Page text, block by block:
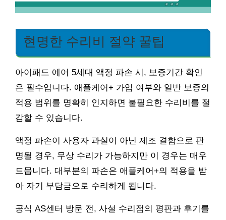
현명한 수리비 절약 꿀팁
아이패드 에어 5세대 액정 파손 시, 보증기간 확인
은 필수입니다. 애플케어+ 가입 여부와 일반 보증의
적용 범위를 명확히 인지하면 불필요한 수리비를 절
감할 수 있습니다.
액정 파손이 사용자 과실이 아닌 제조 결함으로 판
명될 경우, 무상 수리가 가능하지만 이 경우는 매우
드뭅니다. 대부분의 파손은 애플케어+의 적용을 받
아 자기 부담금으로 수리하게 됩니다.
공식 AS센터 방문 전, 사설 수리점의 평판과 후기를